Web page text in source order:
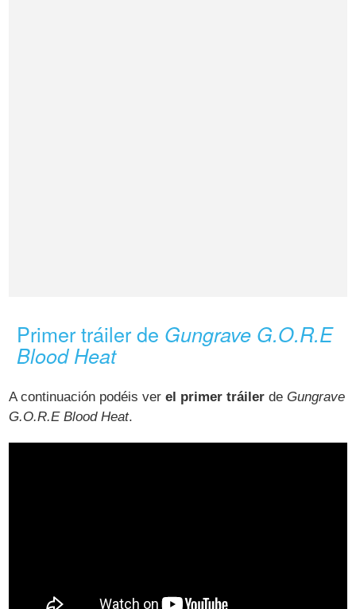
Primer tráiler de Gungrave G.O.R.E
Blood Heat
A continuación podéis verel primer tráiler deGungrave
G.O.R.E Blood Heat.